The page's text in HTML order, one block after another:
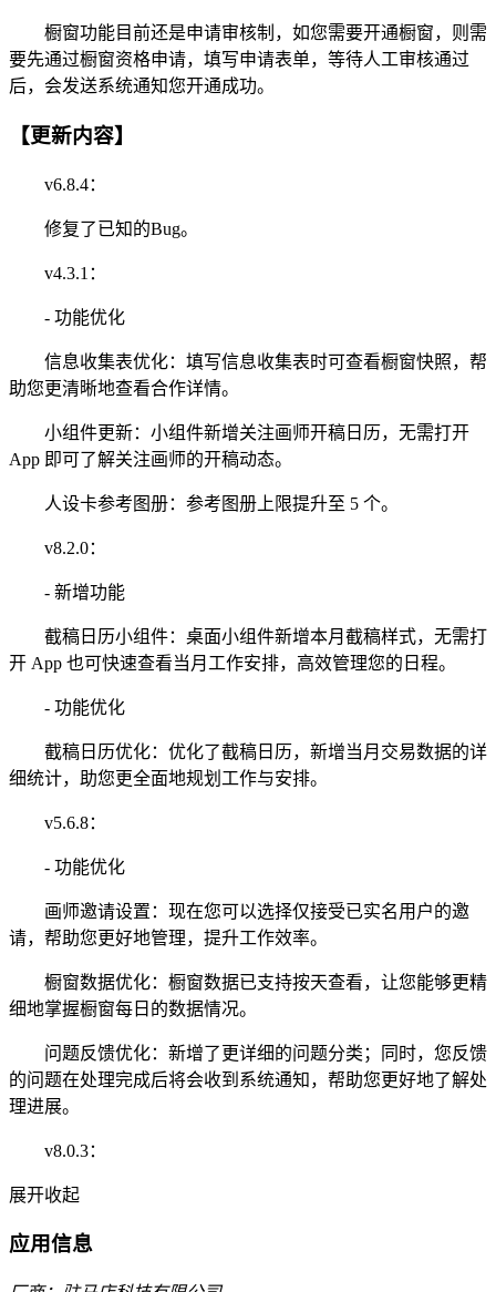
橱窗功能目前还是申请审核制，如您需要开通橱窗，则需
要先通过橱窗资格申请，填写申请表单，等待人工审核通过
后，会发送系统通知您开通成功。
【更新内容】
v6.8.4：
修复了已知的Bug。
v4.3.1：
- 功能优化
信息收集表优化：填写信息收集表时可查看橱窗快照，帮
助您更清晰地查看合作详情。
小组件更新：小组件新增关注画师开稿日历，无需打开
App 即可了解关注画师的开稿动态。
人设卡参考图册：参考图册上限提升至 5 个。
v8.2.0：
- 新增功能
截稿日历小组件：桌面小组件新增本月截稿样式，无需打
开 App 也可快速查看当月工作安排，高效管理您的日程。
- 功能优化
截稿日历优化：优化了截稿日历，新增当月交易数据的详
细统计，助您更全面地规划工作与安排。
v5.6.8：
- 功能优化
画师邀请设置：现在您可以选择仅接受已实名用户的邀
请，帮助您更好地管理，提升工作效率。
橱窗数据优化：橱窗数据已支持按天查看，让您能够更精
细地掌握橱窗每日的数据情况。
问题反馈优化：新增了更详细的问题分类；同时，您反馈
的问题在处理完成后将会收到系统通知，帮助您更好地了解处
理进展。
v8.0.3：
展开收起
应用信息